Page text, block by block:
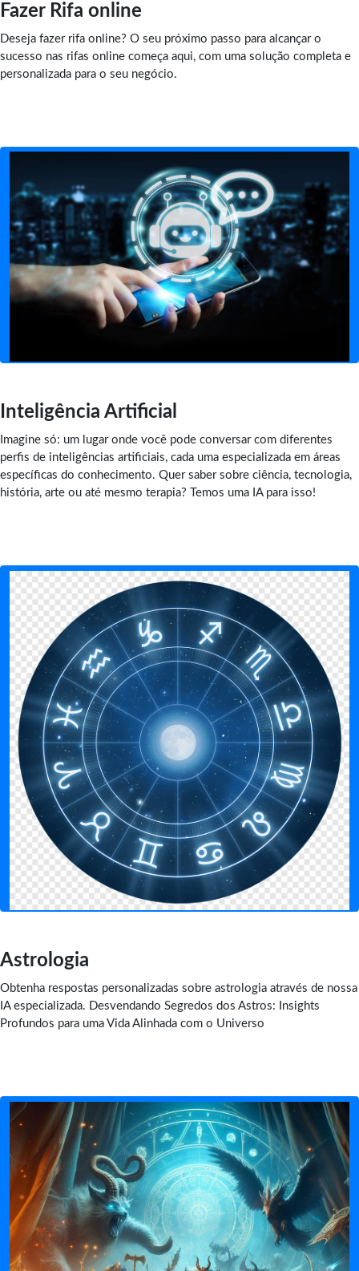
Fazer Rifa online
Deseja fazer rifa online? O seu próximo passo para alcançar o
sucesso nas rifas online começa aqui, com uma solução completa e
personalizada para o seu negócio.
Inteligência Artificial
Imagine só: um lugar onde você pode conversar com diferentes
perfis de inteligências artificiais, cada uma especializada em áreas
específicas do conhecimento. Quer saber sobre ciência, tecnologia,
história, arte ou até mesmo terapia? Temos uma IA para isso!
Astrologia
Obtenha respostas personalizadas sobre astrologia através de nossa
IA especializada. Desvendando Segredos dos Astros: Insights
Profundos para uma Vida Alinhada com o Universo